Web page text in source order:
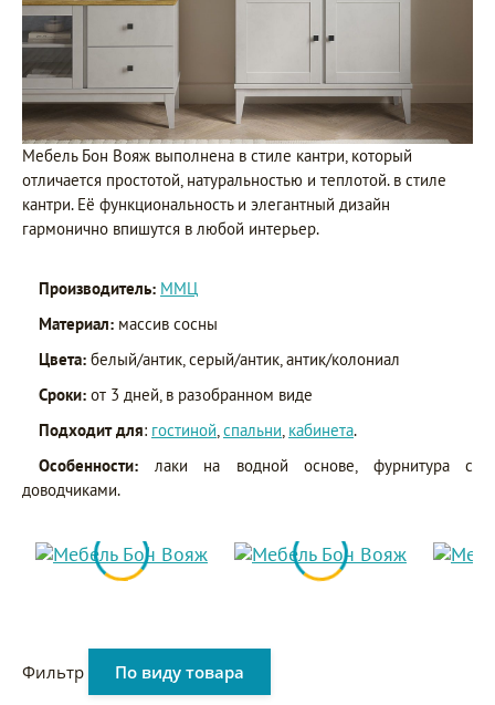
Мебель Бон Вояж выполнена в стиле кантри, который
отличается простотой, натуральностью и теплотой. в стиле
кантри. Её функциональность и элегантный дизайн
гармонично впишутся в любой интерьер.
Производитель: ММЦ
Материал: массив сосны
Цвета: белый/антик, серый/антик, антик/колониал
Сроки: от 3 дней, в разобранном виде
Подходит для: гостиной спальни кабинета.
Особенности: лаки на водной основе, фурнитура с
доводчиками.
Фильтр По виду товара